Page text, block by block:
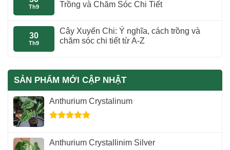
Th9
Trồng và Chăm Sóc Chi Tiết
30
Th9
Cây Xuyến Chi: Ý nghĩa, cách trồng và
chăm sóc chi tiết từ A-Z
SẢN PHẨM MỚI CẬP NHẬT
Anthurium Crystalinum
5 sao
Anthurium Crystallinim Silver